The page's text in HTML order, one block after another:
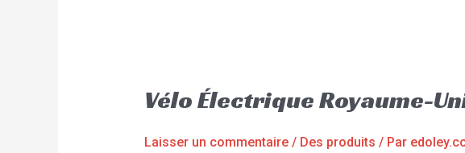
Vélo Électrique Royaume-
Laisser un commentaire / Des produits / Par